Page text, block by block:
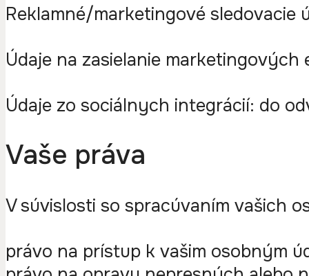
Reklamné/marketingové sledovacie
Údaje na zasielanie
Údaje zo sociálnych integrácií: do
Vaše práva
V súvislosti so spracúvaním vašich
právo na prístup k vašim osobným